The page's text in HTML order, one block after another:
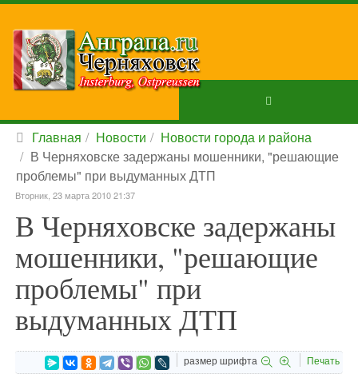
Главная Новости
Новости города и района
В Черняховске задержаны мошенники, "решающие
проблемы" при выдуманных ДТП
Вторник, 23 марта 2010 21:37
В Черняховске задержаны
мошенники, "решающие
проблемы" при
выдуманных ДТП
размер шрифта Печать